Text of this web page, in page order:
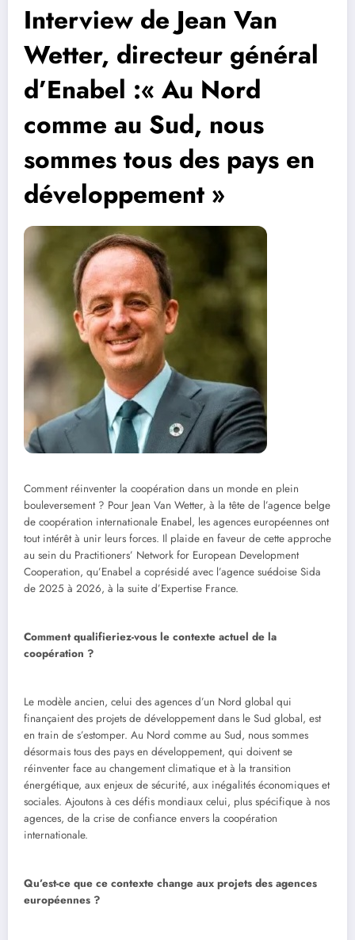
Interview de Jean Van
Wetter, directeur général
d’Enabel :« Au Nord
comme au Sud, nous
sommes tous des pays en
développement »
Comment réinventer la coopération dans un monde en plein
bouleversement ? Pour Jean Van Wetter, à la tête de l’agence belge
de coopération internationale Enabel, les agences européennes ont
tout intérêt à unir leurs forces. Il plaide en faveur de cette approche
au sein du Practitioners’ Network for European Development
Cooperation, qu’Enabel a coprésidé avec l’agence suédoise Sida
de 2025 à 2026, à la suite d’Expertise France.
Comment qualifieriez-vous le contexte actuel de la
coopération ?
Le modèle ancien, celui des agences d’un Nord global qui
finançaient des projets de développement dans le Sud global, est
en train de s’estomper. Au Nord comme au Sud, nous sommes
désormais tous des pays en développement, qui doivent se
réinventer face au changement climatique et à la transition
énergétique, aux enjeux de sécurité, aux inégalités économiques et
sociales. Ajoutons à ces défis mondiaux celui, plus spécifique à nos
agences, de la crise de confiance envers la coopération
internationale.
Qu’est-ce que ce contexte change aux projets des agences
européennes ?